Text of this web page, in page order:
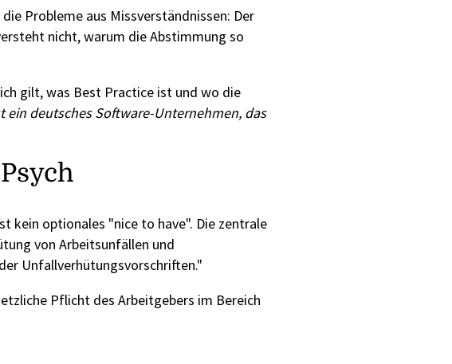
Probleme aus Missverständnissen: Der
nicht, warum die Abstimmung so
gilt, was Best Practice ist und wo die
ein deutsches Software-Unternehmen, das
kein optionales "nice to have". Die zentrale
von Arbeitsunfällen und
Unfallverhütungsvorschriften."
Pflicht des Arbeitgebers im Bereich